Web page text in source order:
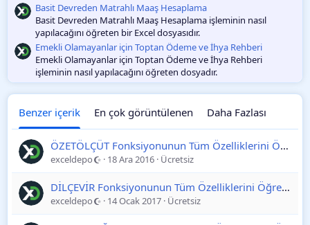
Basit Devreden Matrahlı Maaş Hesaplama
Basit Devreden Matrahlı Maaş Hesaplama işleminin nasıl
yapılacağını öğreten bir Excel dosyasıdır.
Emekli Olamayanlar için Toptan Ödeme ve İhya Rehberi
Emekli Olamayanlar için Toptan Ödeme ve İhya Rehberi
işleminin nasıl yapılacağını öğreten dosyadır.
Benzer içerik En çok görüntülenen Daha Fazlası
ÖZETÖLÇÜT Fonksiyonunun Tüm Özelliklerini Öğrenme
exceldepo 18 Ara 2016 Ücretsiz
DİLÇEVİR Fonksiyonunun Tüm Özelliklerini Öğrenme
exceldepo 14 Ocak 2017 Ücretsiz